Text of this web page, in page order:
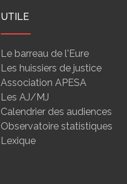
UTILE
Le barreau de l'Eure
Les huissiers de justice
Association APESA
Les AJ/MJ
Calendrier des audiences
Observatoire statistiques
Lexique